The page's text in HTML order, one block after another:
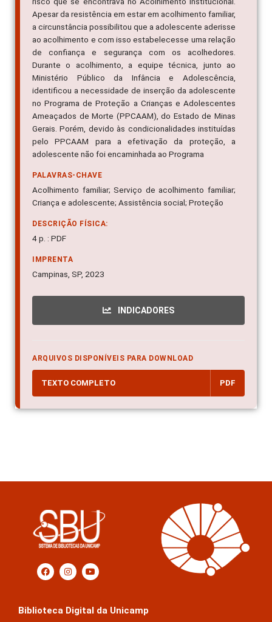
Apesar da resistência em estar em acolhimento familiar,
a circunstância possibilitou que a adolescente aderisse
ao acolhimento e com isso estabelecesse uma relação
de confiança e segurança com os acolhedores.
Durante o acolhimento, a equipe técnica, junto ao
Ministério Público da Infância e Adolescência,
identificou a necessidade de inserção da adolescente
no Programa de Proteção a Crianças e Adolescentes
Ameaçados de Morte (PPCAAM), do Estado de Minas
Gerais. Porém, devido às condicionalidades instituídas
pelo PPCAAM para a efetivação da proteção, a
adolescente não foi encaminhada ao Programa
PALAVRAS-CHAVE
Acolhimento familiar; Serviço de acolhimento familiar;
Criança e adolescente; Assistência social; Proteção
DESCRIÇÃO FÍSICA:
4 p. : PDF
IMPRENTA
Campinas, SP, 2023
INDICADORES
ARQUIVOS DISPONÍVEIS PARA DOWNLOAD
TEXTO COMPLETO PDF
Biblioteca Digital da Unicamp